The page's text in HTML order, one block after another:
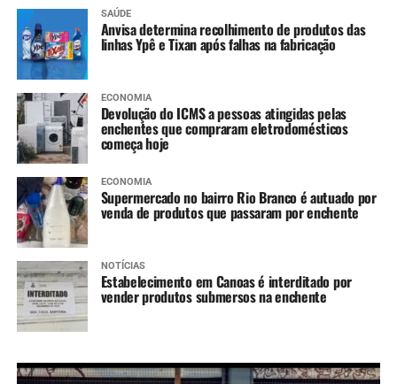
SAÚDE
Anvisa determina recolhimento de produtos das
linhas Ypê e Tixan após falhas na fabricação
ECONOMIA
Devolução do ICMS a pessoas atingidas pelas
enchentes que compraram eletrodomésticos
começa hoje
ECONOMIA
Supermercado no bairro Rio Branco é autuado por
venda de produtos que passaram por enchente
NOTÍCIAS
Estabelecimento em Canoas é interditado por
vender produtos submersos na enchente